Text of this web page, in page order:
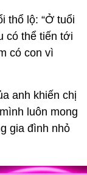
thổ lộ: “Ở tuổi
có thể tiến tới
có con vì
anh khiến chị
luôn mong
gia đình nhỏ